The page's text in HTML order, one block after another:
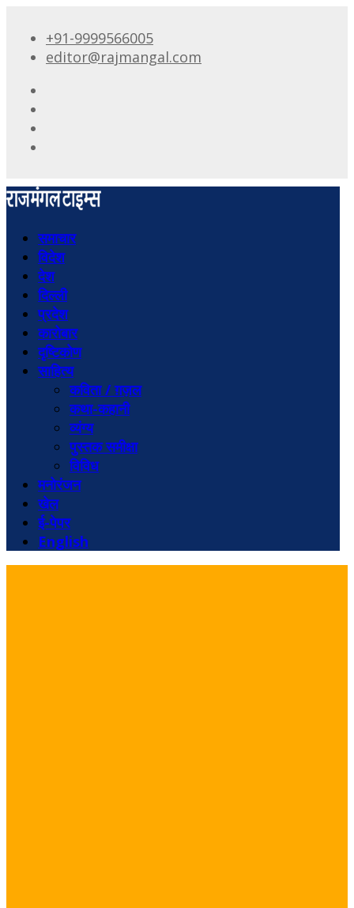
+91-9999566005
editor@rajmangal.com
समाचार
विदेश
देश
दिल्ली
प्रदेश
कारोबार
दृष्टिकोण
साहित्य
कविता / ग़ज़ल
कथा-कहानी
व्यंग्य
पुस्तक समीक्षा
विविध
मनोरंजन
खेल
ई-पेपर
English